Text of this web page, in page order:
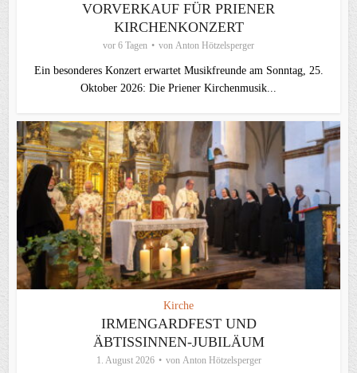
VORVERKAUF FÜR PRIENER
KIRCHENKONZERT
vor 6 Tagen von Anton Hötzelsperger
Ein besonderes Konzert erwartet Musikfreunde am Sonntag, 25.
Oktober 2026: Die Priener Kirchenmusik...
Kirche
IRMENGARDFEST UND
ÄBTISSINNEN-JUBILÄUM
1. August 2026 von Anton Hötzelsperger